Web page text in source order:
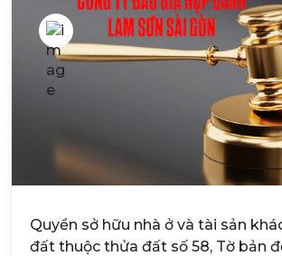
Quyền sở hữu nhà ở và tài sản
đất thuộc thửa đất số 58, Tờ bản